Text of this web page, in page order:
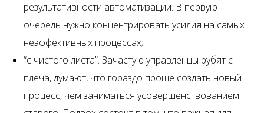
результативности автоматизации. В первую
очередь нужно концентрировать усилия на самых
неэффективных процессах;
“с чистого листа”. Зачастую управленцы рубят с
плеча, думают, что гораздо проще создать новый
процесс, чем заниматься усовершенствованием